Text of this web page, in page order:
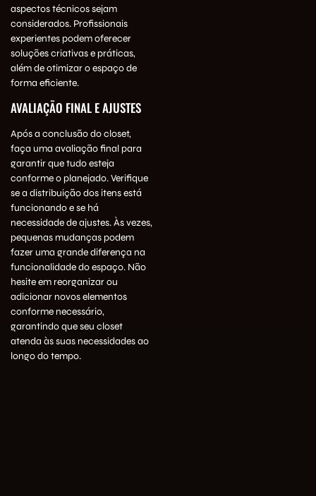
aspectos técnicos sejam
considerados. Profissionais
experientes podem oferecer
soluções criativas e práticas,
além de otimizar o espaço de
forma eficiente.
AVALIAÇÃO FINAL E AJUSTES
Após a conclusão do closet,
faça uma avaliação final para
garantir que tudo esteja
conforme o planejado. Verifique
se a distribuição dos itens está
funcionando e se há
necessidade de ajustes. Às vezes,
pequenas mudanças podem
fazer uma grande diferença na
funcionalidade do espaço. Não
hesite em reorganizar ou
adicionar novos elementos
conforme necessário,
garantindo que seu closet
atenda às suas necessidades ao
longo do tempo.